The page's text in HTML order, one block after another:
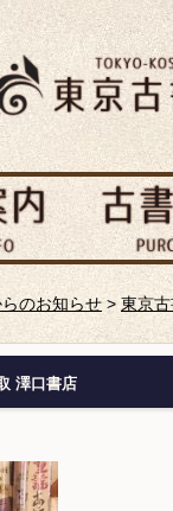
のお知らせ> 東京
澤口書店